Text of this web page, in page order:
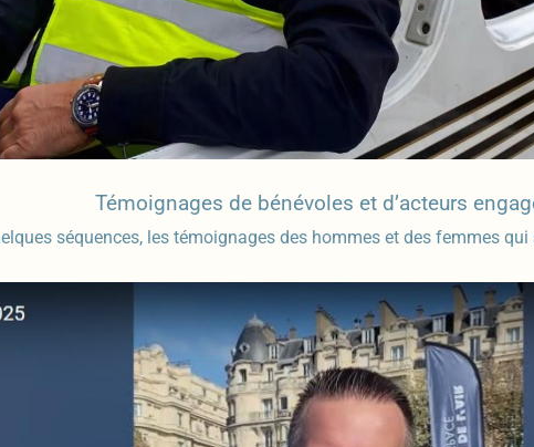
Témoignages de bénévoles et d’acteurs
séquences, les témoignages des hommes et des femmes